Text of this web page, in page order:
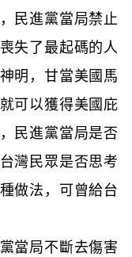
民進黨當局禁止
失了最起碼的人
明，甘當美國馬
可以獲得美國庇
民進黨當局是否
灣民眾是否思考
做法，可曾給台
當局不斷去傷害